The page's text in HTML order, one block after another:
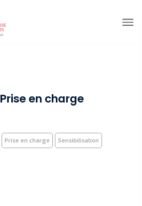
Prise en charge
Prise en charge Sensibilisation